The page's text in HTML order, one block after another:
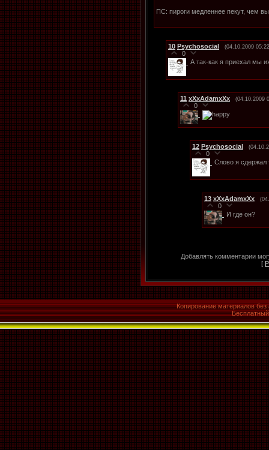
ПС: пироги медленнее пекут, чем
10 Psychosocial (04.10.2009
0
А так-как я приехал мы
11 xXxAdamxXx (04.10.2009
0
12 Psychosocial
0
Слово я сдержал
13 xXxAdamxXx
0
И где он?
Добавлять комментарии
[
Копирование материалов